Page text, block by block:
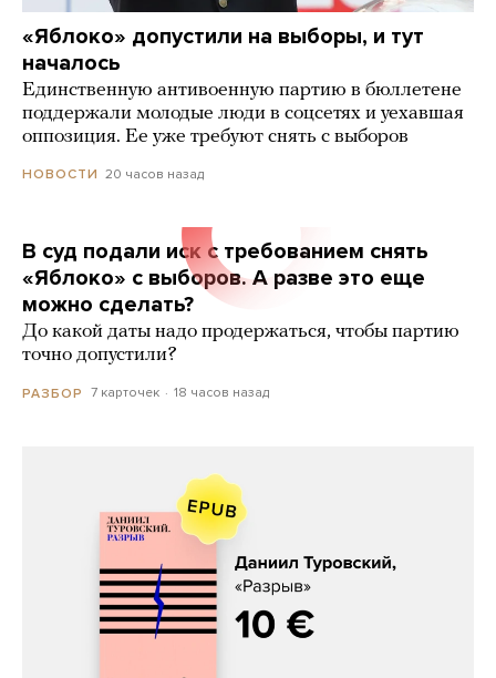
«Яблоко» допустили на выборы, и тут
началось
Единственную антивоенную партию в бюллетене
поддержали молодые люди в соцсетях и уехавшая
оппозиция. Ее уже требуют снять с выборов
НОВОСТИ 20 часов назад
В суд подали иск с требованием снять
«Яблоко» с выборов. А разве это еще
можно сделать?
До какой даты надо продержаться, чтобы партию
точно допустили?
РАЗБОР 7 карточек 18 часов назад